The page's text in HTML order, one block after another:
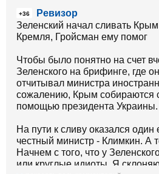
+36
Ревизор
Зеленский начал сливать
Кремля, Гройсман ему помог
Чтобы было понятно на счет
Зеленского на брифинге, где
отчитывал министра
сожалению, Крым собираются
помощью президента Украины.
На пути к сливу оказался
честный министр - Климкин. А
Начнем с того, что у
или круглые идиоты. Я